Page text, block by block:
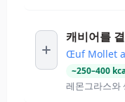
캐비어를
Œuf Mollet
~250–400
레몬그라스와